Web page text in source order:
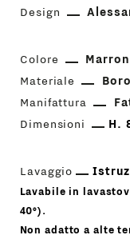
Design
Colore
Materiale
Manifattura
Dimensioni
H.
Lavaggio
Lavabile in
40°).
Non adatto a alte